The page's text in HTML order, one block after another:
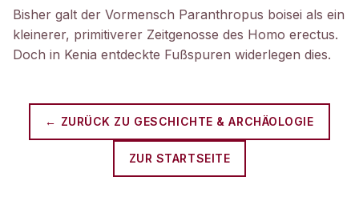
Bisher galt der Vormensch Paranthropus boisei als ein
kleinerer, primitiverer Zeitgenosse des Homo erectus.
Doch in Kenia entdeckte Fußspuren widerlegen dies.
← ZURÜCK ZU GESCHICHTE & ARCHÄOLOGIE
ZUR STARTSEITE